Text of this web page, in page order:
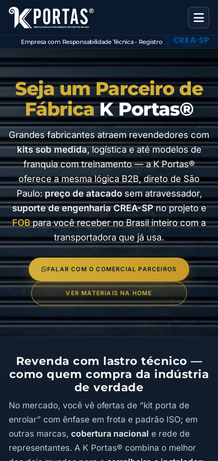
Empresa com Responsabilidade Técnica - RegistroCREA
Seja um Parceiro de
FábricaK Portas®
Grandes fabricantes atraem revendedores com
kits sob medida, logística e até modelos de
franquia com treinamento — a K Portas®
oferece a mesma lógica B2B, direto de São
Paulo: preço de atacadosem atravessador,
suporte de engenharia CREA-SPno projeto e
FOBpara você receber no Brasil inteiro com a
transportadora que já usa.
FALAR COM O COMERCIAL PARCEIROS
VER MATERIAIS NA HOME
Revenda com lastro técnico —
como quem compra da indústria
de verdade
No mercado, você vê ofertas de “kit porta de
enrolar” com ênfase em frota e padrão ISO; em
outras marcas, cobertura nacional e rede de
representantes. A K Portas® combina o melhor